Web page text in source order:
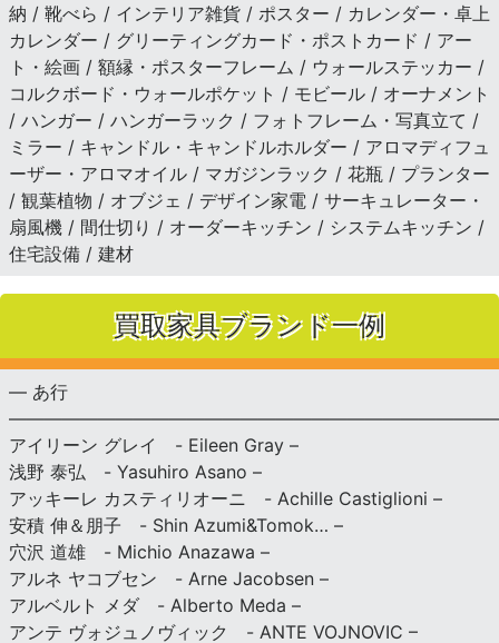
納 / 靴べら / インテリア雑貨 / ポスター / カレンダー・卓上
カレンダー / グリーティングカード・ポストカード / アー
ト・絵画 / 額縁・ポスターフレーム / ウォールステッカー /
コルクボード・ウォールポケット / モビール / オーナメント
/ ハンガー / ハンガーラック / フォトフレーム・写真立て /
ミラー / キャンドル・キャンドルホルダー / アロマディフュ
ーザー・アロマオイル / マガジンラック / 花瓶 / プランター
/ 観葉植物 / オブジェ / デザイン家電 / サーキュレーター・
扇風機 / 間仕切り / オーダーキッチン / システムキッチン /
住宅設備 / 建材
買取家具ブランド一例
— あ行
アイリーン グレイ - Eileen Gray –
浅野 泰弘 - Yasuhiro Asano –
アッキーレ カスティリオーニ - Achille Castiglioni –
安積 伸＆朋子 - Shin Azumi&Tomok… –
穴沢 道雄 - Michio Anazawa –
アルネ ヤコブセン - Arne Jacobsen –
アルベルト メダ - Alberto Meda –
アンテ ヴォジュノヴィック - ANTE VOJNOVIC –